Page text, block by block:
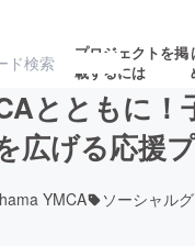
プロジェクトを掲
載するには
ジェクト
募集
ロジ
とともに！
広げる応援
YMCA ソーシャル